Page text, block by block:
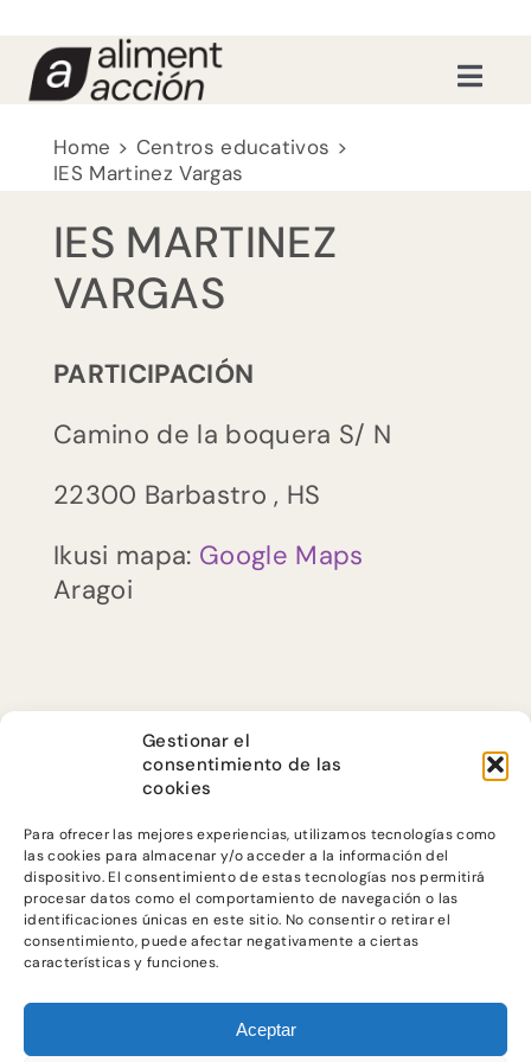
Gestionar el
consentimiento de las
cookies
Para ofrecer las mejores experiencias, utilizamos tecnologías como
las cookies para almacenar y/o acceder a la información del
dispositivo. El consentimiento de estas tecnologías nos permitirá
procesar datos como el comportamiento de navegación o las
identificaciones únicas en este sitio. No consentir o retirar el
consentimiento, puede afectar negativamente a ciertas
características y funciones.
Aceptar
contenido
Recursos educativos
Formaciones
Nosotras
Actualidad
Home
Centros educativos
IES Martinez Vargas
IES MARTINEZ
VARGAS
PARTICIPACIÓN
Camino de la boquera S/ N
22300 Barbastro, HS
Ikusi mapa: Google Maps
Aragoi
ALIMENTARIA